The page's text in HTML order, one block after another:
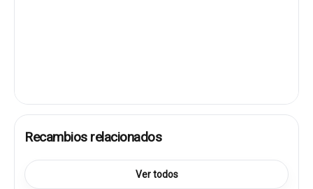
Recambios relacionados
Ver todos